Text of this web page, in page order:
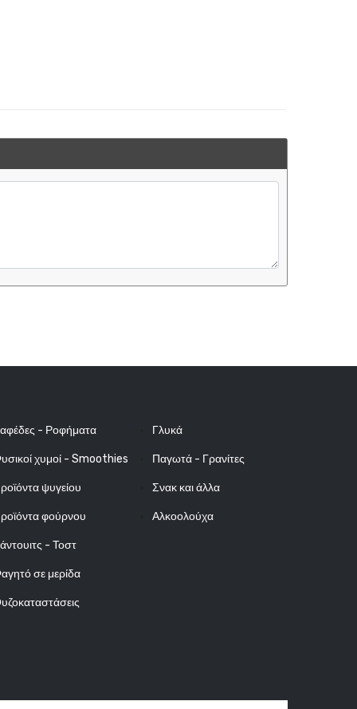
- Ροφήματα
χυμοί - Smoothies
ψυγείου
φούρνου
- Τοστ
σε μερίδα
Γλυκά
Παγωτά - Γρανίτες
Σνακ και άλλα
Αλκοολούχα